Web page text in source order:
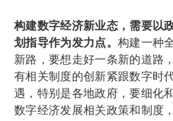
构建数字经济新业态，需要以
划指导作为发力点。 构建一种
新路，要想走好一条新的道路
有相关制度的创新紧跟数字时
遇，特别是各地政府，要细化
数字经济发展相关政策和制度